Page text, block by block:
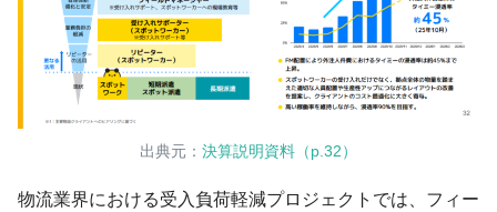
出典元： 決算説明資料（p.32）
物流業界における受入負荷軽減プロジェクトでは、フィー